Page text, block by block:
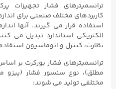
ترانسمیترهای فشار تجهیزات
کاربردهای مختلف صنعتی برای
استفاده قرار می گیرند. آنها
الکتریکی استاندارد تبدیل می
نظارت، کنترل و اتوماسیون
ترانسمیترهای فشار بورکرت بر
مطلق)، نوع سنسور فشار (پیزو
مختلفی تولید می شوند: